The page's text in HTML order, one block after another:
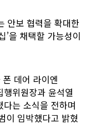
안보 협력을 확대한
’을 채택할 가능성이
데어 라이엔
위원장과 윤석열
는 소식을 전하며
이 임박했다고 밝혔